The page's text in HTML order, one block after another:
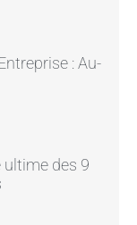
: Au-
ultime des 9